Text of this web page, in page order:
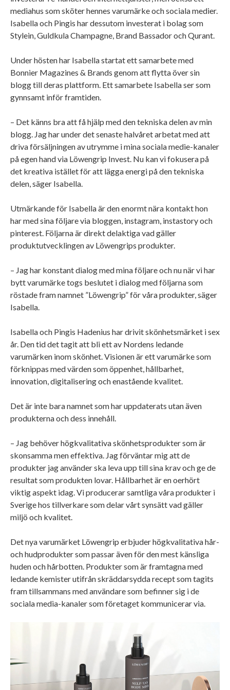
mediahus som sköter hennes varumärke och sociala medier.
Isabella och Pingis har dessutom investerat i bolag som
Stylein, Guldkula Champagne, Brand Bassador och Qurant.
Under hösten har Isabella startat ett samarbete med
Bonnier Magazines & Brands genom att flytta över sin
blogg till deras plattform. Ett samarbete Isabella ser som
gynnsamt inför framtiden.
– Det känns bra att få hjälp med den tekniska delen av min
blogg. Jag har under det senaste halvåret arbetat med att
driva försäljningen av utrymme i mina sociala medie-kanaler
på egen hand via Löwengrip Invest. Nu kan vi fokusera på
det kreativa istället för att lägga energi på den tekniska
delen, säger Isabella.
Utmärkande för Isabella är den enormt nära kontakt hon
har med sina följare via bloggen, instagram, instastory och
pinterest. Följarna är direkt delaktiga vad gäller
produktutvecklingen av Löwengrips produkter.
– Jag har konstant dialog med mina följare och nu när vi har
bytt varumärke togs beslutet i dialog med följarna som
röstade fram namnet ”Löwengrip” för våra produkter, säger
Isabella.
Isabella och Pingis Hadenius har drivit skönhetsmärket i sex
år. Den tid det tagit att bli ett av Nordens ledande
varumärken inom skönhet. Visionen är ett varumärke som
förknippas med värden som öppenhet, hållbarhet,
innovation, digitalisering och enastående kvalitet.
Det är inte bara namnet som har uppdaterats utan även
produkterna och dess innehåll.
– Jag behöver högkvalitativa skönhetsprodukter som är
skonsamma men effektiva. Jag förväntar mig att de
produkter jag använder ska leva upp till sina krav och ge de
resultat som produkten lovar. Hållbarhet är en oerhört
viktig aspekt idag. Vi producerar samtliga våra produkter i
Sverige hos tillverkare som delar vårt synsätt vad gäller
miljö och kvalitet.
Det nya varumärket Löwengrip erbjuder högkvalitativa hår-
och hudprodukter som passar även för den mest känsliga
huden och hårbotten. Produkter som är framtagna med
ledande kemister utifrån skräddarsydda recept som tagits
fram tillsammans med användare som befinner sig i de
sociala media-kanaler som företaget kommunicerar via.